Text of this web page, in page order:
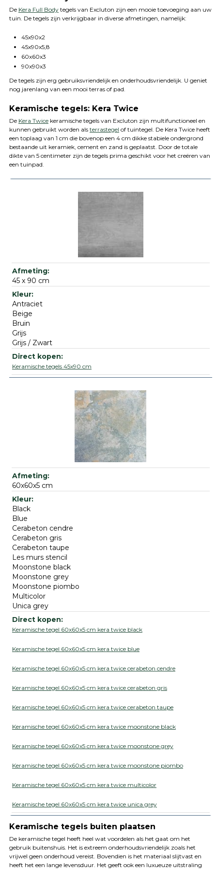
De Kera Full Bodytegels van Excluton zijn een mooie toevoeging aan uw
tuin. De tegels zijn verkrijgbaar in diverse afmetingen, namelijk:
45x90x2
45x90x5,8
60x60x3
90x90x3
De tegels zijn erg gebruiksvriendelijk en onderhoudsvriendelijk. U geniet
nog jarenlang van een mooi terras of pad.
Keramische tegels: Kera Twice
De Kera Twicekeramische tegels van Excluton zijn multifunctioneel en
kunnen gebruikt worden als terrastegel of tuintegel. De Kera Twice heeft
een toplaag van 1 cm die bovenop een 4 cm dikke stabiele ondergrond
bestaande uit keramiek, cement en zand is geplaatst. Door de totale
dikte van 5 centimeter zijn de tegels prima geschikt voor het creëren van
een tuinpad.
45 x 90 cm
Antraciet
Beige
Bruin
Grijs
Grijs / Zwart
Keramische tegels 45x90 cm
60x60x5 cm
Black
Blue
Cerabeton cendre
Cerabeton gris
Cerabeton taupe
Les murs stencil
Moonstone black
Moonstone grey
Moonstone piombo
Multicolor
Unica grey
Keramische tegel 60x60x5 cm kera twice black
Keramische tegel 60x60x5 cm kera twice blue
Keramische tegel 60x60x5 cm kera twice cerabeton cendre
Keramische tegel 60x60x5 cm kera twice cerabeton gris
Keramische tegel 60x60x5 cm kera twice cerabeton taupe
Keramische tegel 60x60x5 cm kera twice moonstone black
Keramische tegel 60x60x5 cm kera twice moonstone grey
Keramische tegel 60x60x5 cm kera twice moonstone piombo
Keramische tegel 60x60x5 cm kera twice multicolor
Keramische tegel 60x60x5 cm kera twice unica grey
Keramische tegels buiten plaatsen
De keramische tegel heeft heel wat voordelen als het gaat om het
gebruik buitenshuis. Het is extreem onderhoudsvriendelijk zoals het
vrijwel geen onderhoud vereist. Bovendien is het materiaal slijtvast en
heeft het een lange levensduur. Het geeft ook een luxueuze uitstraling